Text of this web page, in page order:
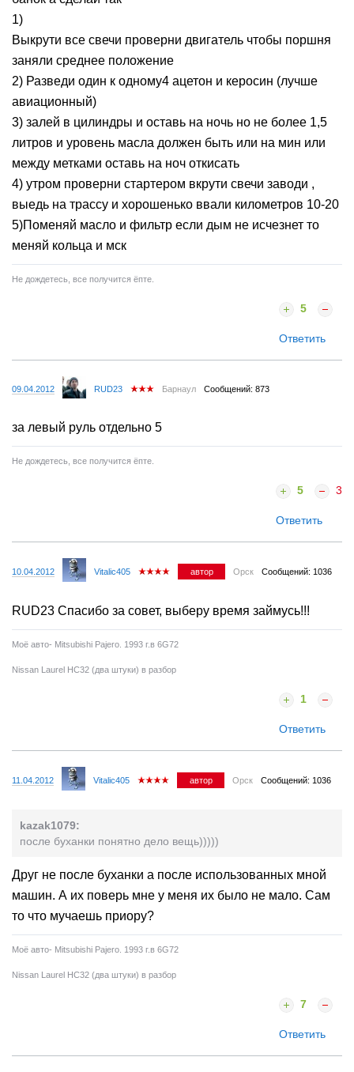
1)
Выкрути все свечи проверни двигатель чтобы поршня
заняли среднее положение
2) Разведи один к одному4 ацетон и керосин (лучше
авиационный)
3) залей в цилиндры и оставь на ночь но не более 1,5
литров и уровень масла должен быть или на мин или
между метками оставь на ноч откисать
4) утром проверни стартером вкрути свечи заводи ,
выедь на трассу и хорошенько ввали километров 10-20
5)Поменяй масло и фильтр если дым не исчезнет то
меняй кольца и мск
Не дождетесь, все получится ёпте.
5
Ответить
09.04.2012 RUD23 Барнаул Сообщений: 873
за левый руль отдельно 5
Не дождетесь, все получится ёпте.
5 3
Ответить
10.04.2012 Vitalic405 автор Орск Сообщений: 1036
RUD23 Спасибо за совет, выберу время займусь!!!
Моё авто- Mitsubishi Pajero. 1993 г.в 6G72
Nissan Laurel HC32 (два штуки) в разбор
1
Ответить
11.04.2012 Vitalic405 автор Орск Сообщений: 1036
kazak1079:
после буханки понятно дело вещь)))))
Друг не после буханки а после использованных мной
машин. А их поверь мне у меня их было не мало. Сам
то что мучаешь приору?
Моё авто- Mitsubishi Pajero. 1993 г.в 6G72
Nissan Laurel HC32 (два штуки) в разбор
7
Ответить